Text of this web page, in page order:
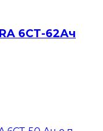
6СТ-62Ач